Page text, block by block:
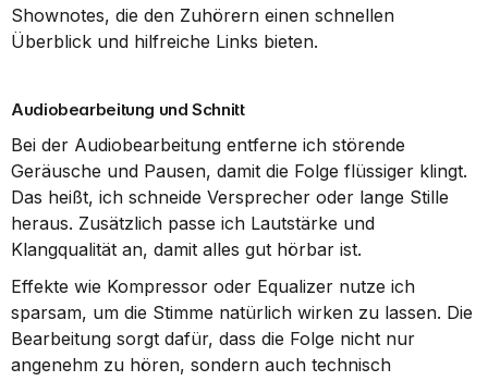
Shownotes, die den Zuhörern einen schnellen
Überblick und hilfreiche Links bieten.
Audiobearbeitung und Schnitt
Bei der Audiobearbeitung entferne ich störende
Geräusche und Pausen, damit die Folge flüssiger klingt.
Das heißt, ich schneide Versprecher oder lange Stille
heraus. Zusätzlich passe ich Lautstärke und
Klangqualität an, damit alles gut hörbar ist.
Effekte wie Kompressor oder Equalizer nutze ich
sparsam, um die Stimme natürlich wirken zu lassen. Die
Bearbeitung sorgt dafür, dass die Folge nicht nur
angenehm zu hören, sondern auch technisch